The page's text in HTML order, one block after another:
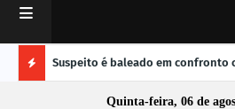
Brasil Suspeito é baleado em confronto
operação em Porto Velho
Quinta-feira, 06 de